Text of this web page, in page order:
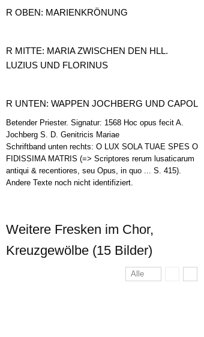
R OBEN: MARIENKRÖNUNG
R MITTE: MARIA ZWISCHEN DEN HLL.
LUZIUS UND FLORINUS
R UNTEN: WAPPEN JOCHBERG UND CAPOL
Betender Priester. Signatur: 1568 Hoc opus fecit A.
Jochberg S. D. Genitricis Mariae
Schriftband unten rechts: O LUX SOLA TUAE SPES O
FIDISSIMA MATRIS (=> Scriptores rerum lusaticarum
antiqui & recentiores, seu Opus, in quo ... S. 415).
Andere Texte noch nicht identifiziert.
Weitere Fresken im Chor,
Kreuzgewölbe (15 Bilder)
Alle